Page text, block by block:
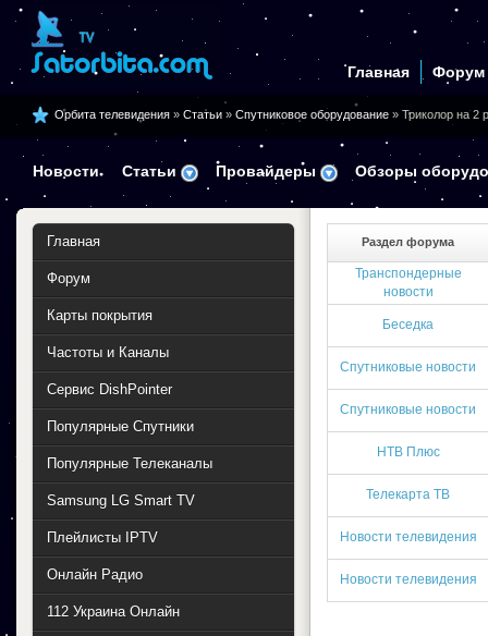
Главная Форум
Орбита телевидения » Статьи » Спутниковое оборудование » Триколор на 2
Новости Статьи Провайдеры Обзоры
Раздел форума
Транспондерные
новости
Беседка
Спутниковые новости
Спутниковые новости
НТВ Плюс
Телекарта ТВ
Новости телевидения
Новости телевидения
Главная
Форум
Карты покрытия
Частоты и Каналы
Сервис DishPointer
Популярные Спутники
Популярные Телеканалы
Samsung LG Smart TV
Плейлисты IPTV
Онлайн Радио
112 Украина Онлайн